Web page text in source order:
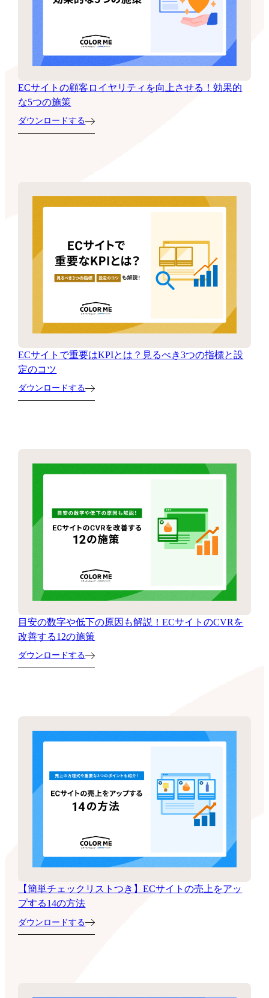
ECサイトの顧客ロイヤリティを向上させる！効果的
な5つの施策
ダウンロードする
ECサイトで重要はKPIとは？見るべき3つの指標と設
定のコツ
ダウンロードする
目安の数字や低下の原因も解説！ECサイトのCVRを
改善する12の施策
ダウンロードする
【簡単チェックリストつき】ECサイトの売上をアッ
プする14の方法
ダウンロードする